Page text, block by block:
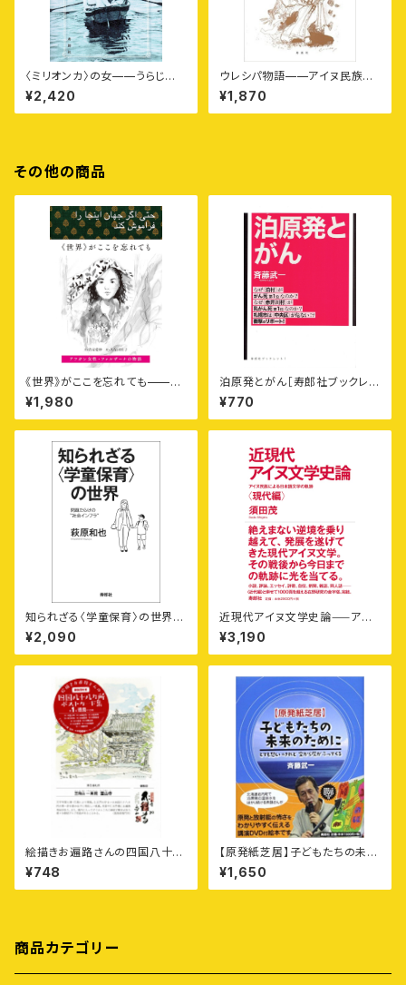
〈ミリオンカ〉の女——うらじお
すとく花暦
¥2,420
ウレシパ物語——アイヌ民族の
〈育て合う物語〉を読み聞かせる
¥1,870
その他の商品
《世界》がここを忘れても——ア
フガン女性ファルザーナの物語
¥1,980
泊原発とがん［寿郎社ブックレッ
ト1］
¥770
知られざる〈学童保育〉の世界
——問題だらけの“社会インフ
ラ”
¥2,090
近現代アイヌ文学史論⸺アイ
ヌ民族による日本語文学の軌跡
〈現代編〉
¥3,190
絵描きお遍路さんの四国八十八
カ所御朱印付きポストカード集
〈第1集〉徳島11カ寺
¥748
【原発紙芝居】子どもたちの未来
のために——とても悲しいけれ
ど空から灰がふってくる
¥1,650
商品カテゴリー